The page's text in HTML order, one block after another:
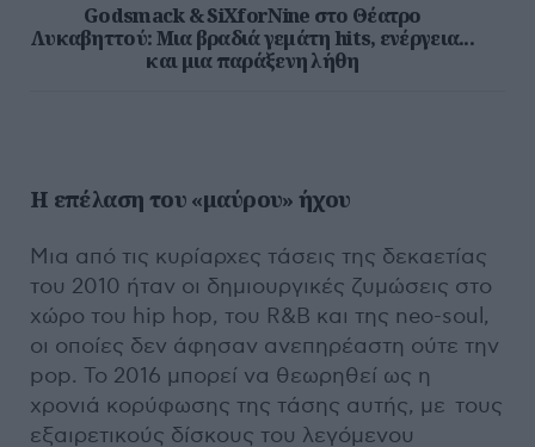
Godsmack & SiXforNine στο Θέατρο
Λυκαβηττού: Μια βραδιά γεμάτη hits, ενέργεια...
και μια παράξενη λήθη
Η επέλαση του «μαύρου» ήχου
Μια από τις κυρίαρχες τάσεις της δεκαετίας
του 2010 ήταν οι δημιουργικές ζυμώσεις στο
χώρο του hip hop, του R&B και της neo-soul,
οι οποίες δεν άφησαν ανεπηρέαστη ούτε την
pop. To 2016 μπορεί να θεωρηθεί ως η
χρονιά κορύφωσης της τάσης αυτής, με τους
εξαιρετικούς δίσκους του λεγόμενου